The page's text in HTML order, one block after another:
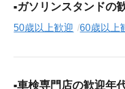
ガソリンスタンドの
50歳以上歓迎 60歳以上
車検専門店の歓迎年